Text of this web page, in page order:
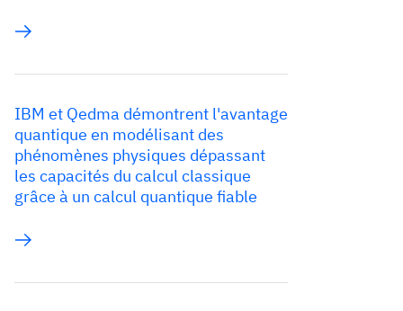
IBM et Qedma démontrent l'avantage
quantique en modélisant des
phénomènes physiques dépassant
les capacités du calcul classique
grâce à un calcul quantique fiable